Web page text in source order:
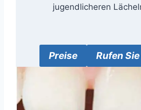
jugendlicheren
Preise Rufen